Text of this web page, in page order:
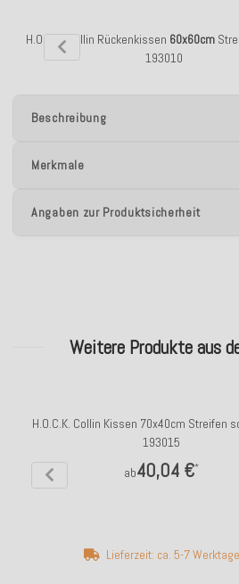
H.O.C.K. Collin Rückenkissen 60x60cm
193010
Beschreibung
Merkmale
Angaben zur Produktsicherheit
Weitere Produkte aus
H.O.C.K. Collin Kissen 70x40cm Streifen
193015
ab40,04 €*
Lieferzeit: ca. 5-7 Werktage